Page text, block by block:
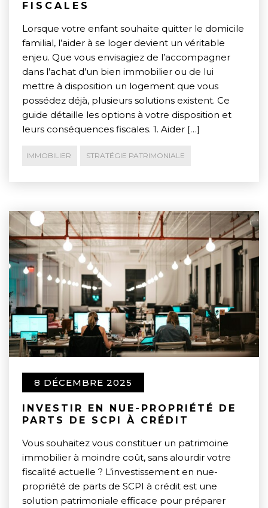
FISCALES
Lorsque votre enfant souhaite quitter le domicile
familial, l’aider à se loger devient un véritable
enjeu. Que vous envisagiez de l’accompagner
dans l’achat d’un bien immobilier ou de lui
mettre à disposition un logement que vous
possédez déjà, plusieurs solutions existent. Ce
guide détaille les options à votre disposition et
leurs conséquences fiscales. 1. Aider […]
IMMOBILIER STRATÉGIE PATRIMONIALE
8 DÉCEMBRE 2025
INVESTIR EN NUE-PROPRIÉTÉ DE
PARTS DE SCPI À CRÉDIT
Vous souhaitez vous constituer un patrimoine
immobilier à moindre coût, sans alourdir votre
fiscalité actuelle ? L’investissement en nue-
propriété de parts de SCPI à crédit est une
solution patrimoniale efficace pour préparer